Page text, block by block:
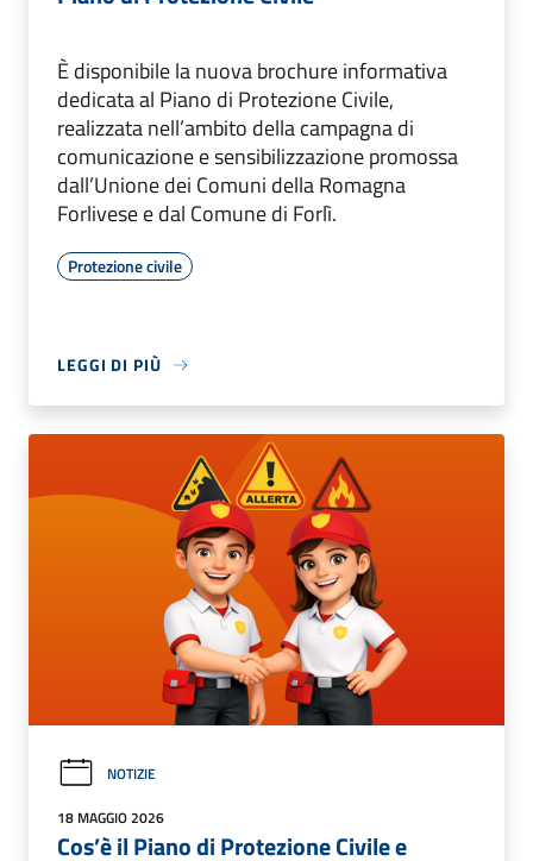
È disponibile la nuova brochure informativa
dedicata al Piano di Protezione Civile,
realizzata nell’ambito della campagna di
comunicazione e sensibilizzazione promossa
dall’Unione dei Comuni della Romagna
Forlivese e dal Comune di Forlì.
Protezione civile
LEGGI DI PIÙ
NOTIZIE
18 MAGGIO 2026
Cos’è il Piano di Protezione Civile e